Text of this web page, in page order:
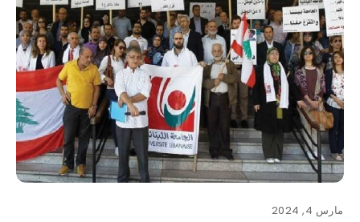
مارس 4, 2024